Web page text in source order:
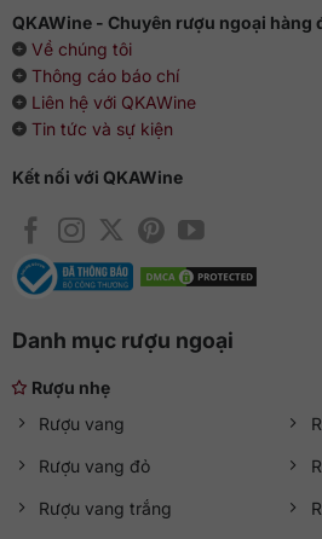
QKAWine - Chuyên rượu ngoại hàng
Về chúng tôi
Thông cáo báo chí
Liên hệ với QKAWine
Tin tức và sự kiện
Kết nối với QKAWine
Danh mục rượu ngoại
Rượu nhẹ
Rượu vang
Rượu vang đỏ
Rượu vang trắng